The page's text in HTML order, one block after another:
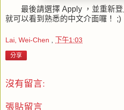
最後請選擇 Apply ，並重新登
就可以看到熟悉的中文介面囉！ ;)
Lai, Wei-Chen 下午1:03
分享
沒有留言:
張貼留言